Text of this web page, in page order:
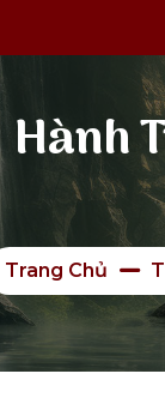
Trang Chủ